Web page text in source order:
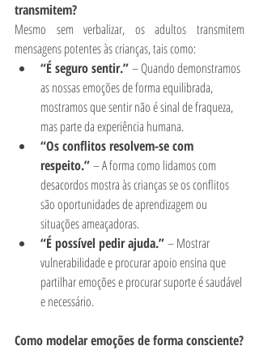
transmitem?
Mesmo sem verbalizar, os adultos transmitem
mensagens potentes às crianças, tais como:
“É seguro sentir.” – Quando demonstramos
as nossas emoções de forma equilibrada,
mostramos que sentir não é sinal de fraqueza,
mas parte da experiência humana.
“Os conflitos resolvem-se com
respeito.” – A forma como lidamos com
desacordos mostra às crianças se os conflitos
são oportunidades de aprendizagem ou
situações ameaçadoras.
“É possível pedir ajuda.” – Mostrar
vulnerabilidade e procurar apoio ensina que
partilhar emoções e procurar suporte é saudável
e necessário.
Como modelar emoções de forma consciente?